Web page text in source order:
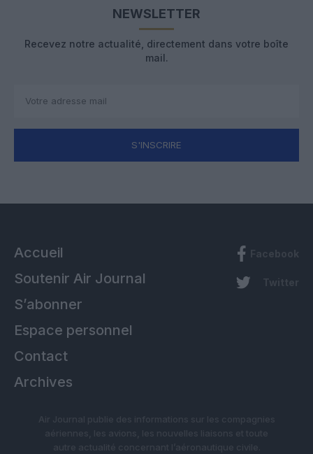
NEWSLETTER
Recevez notre actualité, directement dans votre boîte
mail.
S'INSCRIRE
Accueil
Soutenir Air Journal
S’abonner
Espace personnel
Contact
Archives